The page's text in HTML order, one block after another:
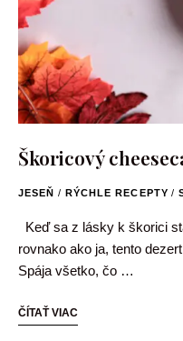
Škoricový
JESEŇ / RÝCHLE RECEPTY /
Keď sa z lásky k škorici
rovnako ako ja, tento
Spája všetko, čo …
ČÍTAŤ VIAC